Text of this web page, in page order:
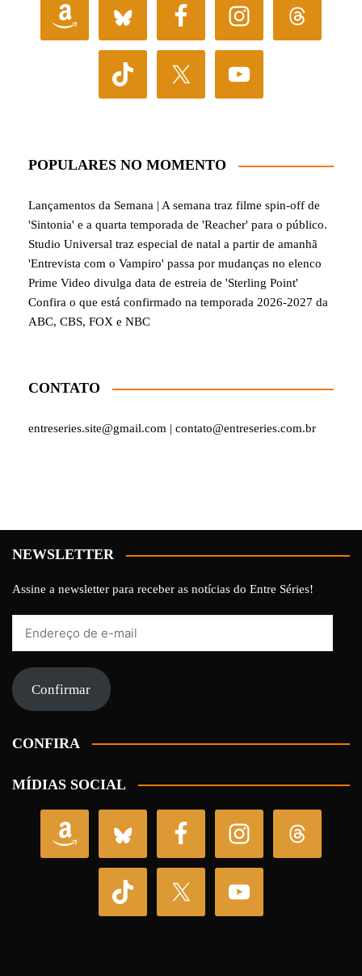
POPULARES NO MOMENTO
Lançamentos da Semana | A semana traz filme spin-off de
'Sintonia' e a quarta temporada de 'Reacher' para o público.
Studio Universal traz especial de natal a partir de amanhã
'Entrevista com o Vampiro' passa por mudanças no elenco
Prime Video divulga data de estreia de 'Sterling Point'
Confira o que está confirmado na temporada 2026-2027 da
ABC, CBS, FOX e NBC
CONTATO
entreseries.site@gmail.com | contato@entreseries.com.br
NEWSLETTER
Assine a newsletter para receber as notícias do Entre Séries!
mail Confirmar
CONFIRA
MÍDIAS SOCIAL